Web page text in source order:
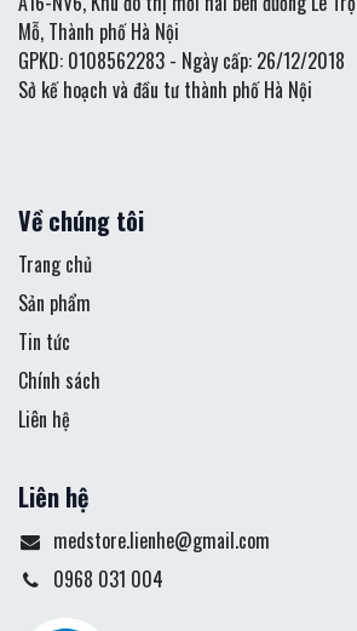
Mỗ, Thành phố Hà Nội
GPKD: 0108562283 - Ngày cấp: 26/12/2018
Sở kế hoạch và đầu tư thành phố Hà Nội
Về chúng tôi
Trang chủ
Sản phẩm
Tin tức
Chính sách
Liên hệ
Liên hệ
medstore.lienhe@gmail.com
0968 031 004